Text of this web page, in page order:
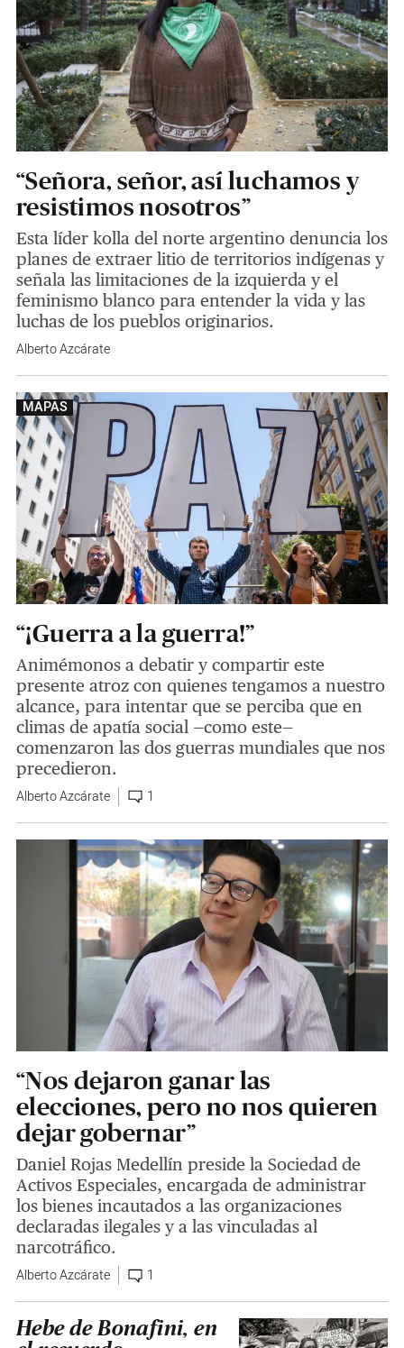
“Señora, señor, así luchamos y
resistimos nosotros”
Esta líder kolla del norte argentino denuncia los
planes de extraer litio de territorios indígenas y
señala las limitaciones de la izquierda y el
feminismo blanco para entender la vida y las
luchas de los pueblos originarios.
Alberto Azcárate
MAPAS
“¡Guerra a la guerra!”
Animémonos a debatir y compartir este
presente atroz con quienes tengamos a nuestro
alcance, para intentar que se perciba que en
climas de apatía social —como este—
comenzaron las dos guerras mundiales que nos
precedieron.
Alberto Azcárate 1
“Nos dejaron ganar las
elecciones, pero no nos quieren
dejar gobernar”
Daniel Rojas Medellín preside la Sociedad de
Activos Especiales, encargada de administrar
los bienes incautados a las organizaciones
declaradas ilegales y a las vinculadas al
narcotráfico.
Alberto Azcárate 1
Hebe de Bonafini, en